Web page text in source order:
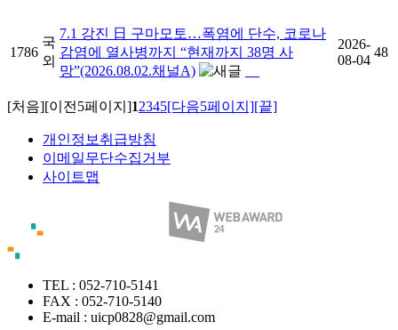
1786
국
외
7.1 강진 日 구마모토…폭염에 단수, 코로나
감염에 열사병까지 “현재까지 38명 사
망”(2026.08.02.채널A)
2026-
08-04
48
[처음][이전5페이지]12345[다음5페이지][끝]
개인정보취급방침
이메일무단수집거부
사이트맵
TEL : 052-710-5141
FAX : 052-710-5140
E-mail : uicp0828@gmail.com